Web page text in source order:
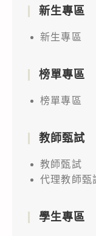
新生專區
新生專區
榜單專區
榜單專區
教師甄試
教師甄試
代理教師甄
學生專區